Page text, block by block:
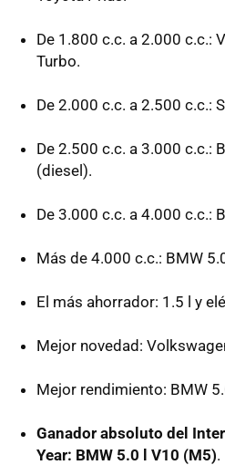
De 1.800 c.c. a 2.000 c.c.:
Turbo.
De 2.000 c.c. a 2.500 c.c.:
De 2.500 c.c. a 3.000 c.c.:
(diesel).
De 3.000 c.c. a 4.000 c.c.:
Más de 4.000 c.c.: BMW
El más ahorrador: 1.5 l y
Mejor novedad:
Mejor rendimiento: BMW
Ganador absoluto del
Year: BMW 5.0 l V10 (M5).